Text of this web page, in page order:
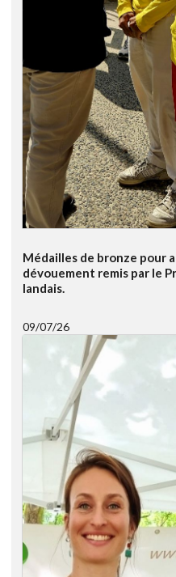
Médailles de bronze pour
dévouement remis par le
landais.
09/07/26